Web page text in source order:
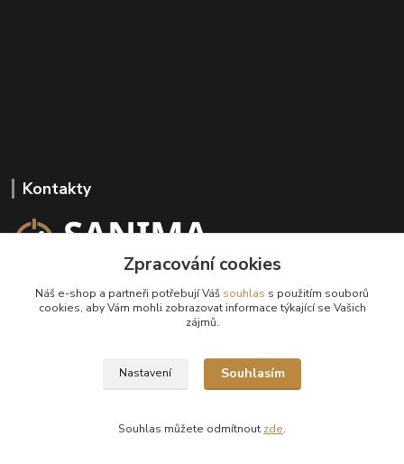
Kontakty
+420 602 647 136
(Po-Pá, 9-18 hod.)
Zpracování cookies
Náš e-shop a partneři potřebují Váš souhlas s použitím souborů
cookies, aby Vám mohli zobrazovat informace týkající se Vašich
zájmů.
Nastavení Souhlasím
Souhlas můžete odmítnout zde.